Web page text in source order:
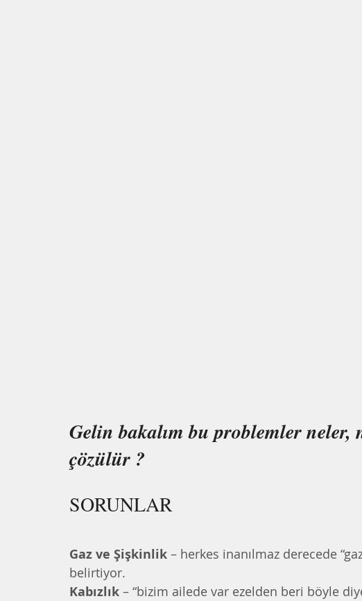
Gelin bakalım bu problemler neler,
çözülür ?
SORUNLAR
Gaz ve Şişkinlik – herkes inanılmaz derecede
belirtiyor.
Kabızlık – “bizim ailede var ezelden beri böyle